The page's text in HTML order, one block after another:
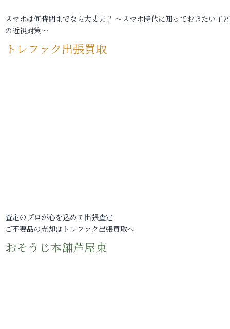
スマホは何時間までなら大丈夫？ ～スマホ時代に知っておきたい子
の近視対策～
トレファク出張買取
査定のプロが心を込めて出張査定
ご不要品の売却はトレファク出張買取へ
おそうじ本舗芦屋東